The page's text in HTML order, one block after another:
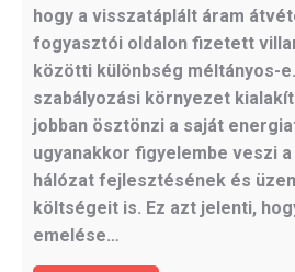
hogy a visszatáplált áram
fogyasztói oldalon fizetett
közötti különbség méltányos-
szabályozási környezet
jobban ösztönzi a saját
ugyanakkor figyelembe veszi
hálózat fejlesztésének és
költségeit is. Ez azt jelenti,
emelése…